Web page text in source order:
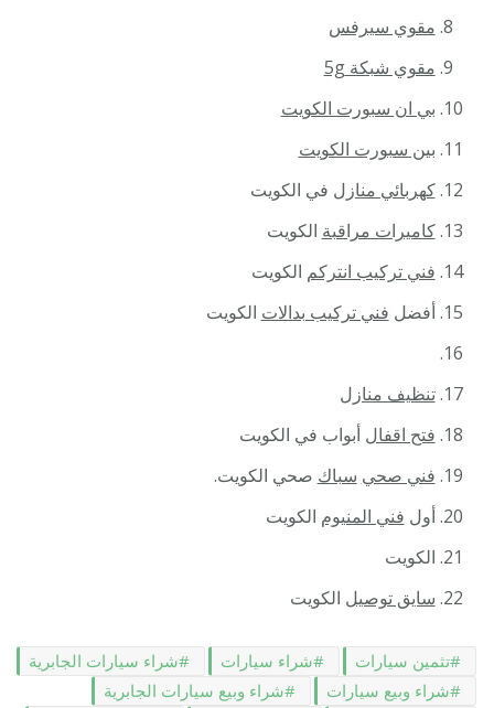
مقوي سيرفس
مقوي شبكة 5g
بي ان سبورت الكويت
بين سبورت الكويت
كهربائي منازل في الكويت
كاميرات مراقبة الكويت
فني تركيب انتركم الكويت
أفضل فني تركيب بدالات الكويت
تنظيف منازل
فتح اقفال أبواب في الكويت
فني صحي سباك صحي الكويت.
أول فني المنيوم الكويت
الكويت
سايق توصيل الكويت
تثمين سيارات شراء سيارات
شراء سيارات الجابرية
شراء وبيع سيارات
شراء وبيع سيارات الجابرية